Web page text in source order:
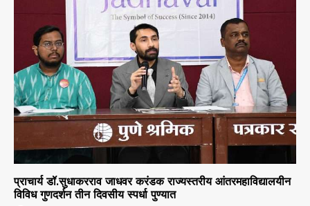
प्राचार्य डॉ.सुधाकरराव जाधवर करंडक राज्यस्तरीय आंतरमहाविद्यालयीन
विविध गुणदर्शन तीन दिवसीय स्पर्धा पुण्यात